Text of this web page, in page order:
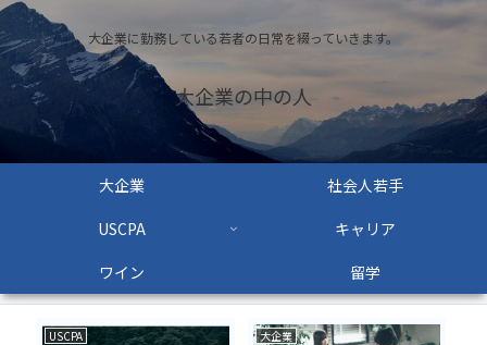
大企業に勤務している若者の日常を綴っていきます。
大企業の中の人
大企業
社会人若手
USCPA
キャリア
ワイン
留学
USCPA 大企業